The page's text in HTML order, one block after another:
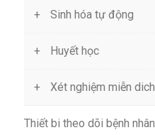
Sinh hóa tự động
Huyết học
Xét nghiệm miễn dich
Thiết bi theo dõi bệnh nhân